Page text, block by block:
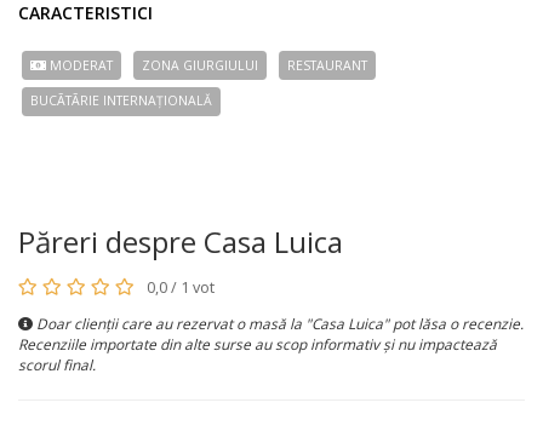
CARACTERISTICI
MODERAT ZONA GIURGIULUI RESTAURANT
BUCÃTÃRIE INTERNAȚIONALĂ
Păreri despre Casa Luica
0,0 / 1 vot
Doar clienții care au rezervat o masă la "Casa Luica" pot lăsa o recenzie.
Recenziile importate din alte surse au scop informativ și nu impactează
scorul final.